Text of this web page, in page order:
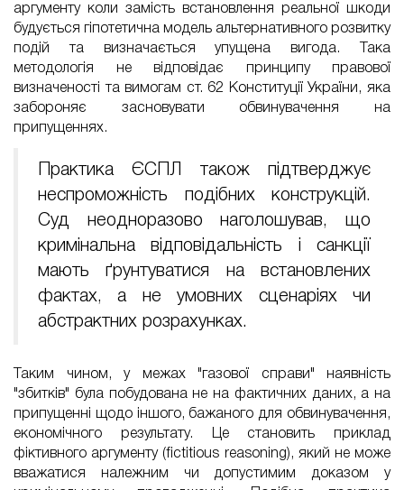
аргументу коли замість встановлення реальної шкоди
будується гіпотетична модель альтернативного розвитку
подій та визначається упущена вигода. Така
методологія не відповідає принципу правової
визначеності та вимогам ст. 62 Конституції України, яка
забороняє засновувати обвинувачення на
припущеннях.
Практика ЄСПЛ також підтверджує
неспроможність подібних конструкцій.
Суд неодноразово наголошував, що
кримінальна відповідальність і санкції
мають ґрунтуватися на встановлених
фактах, а не умовних сценаріях чи
абстрактних розрахунках.
Таким чином, у межах "газової справи" наявність
"збитків" була побудована не на фактичних даних, а на
припущенні щодо іншого, бажаного для обвинувачення,
економічного результату. Це становить приклад
фіктивного аргументу (fictitious reasoning), який не може
вважатися належним чи допустимим доказом у